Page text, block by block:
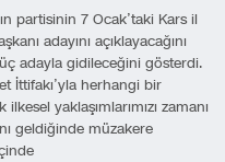
partisinin 7 Ocak’taki Kars il
adayını açıklayacağını
adayla gidileceğini gösterdi.
İttifakı’yla herhangi bir
yaklaşımlarımızı zamanı
geldiğinde müzakere